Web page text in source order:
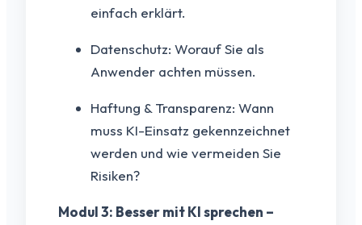
einfach erklärt.
Datenschutz: Worauf Sie als
Anwender achten müssen.
Haftung & Transparenz: Wann
muss KI-Einsatz gekennzeichnet
werden und wie vermeiden Sie
Risiken?
Modul 3: Besser mit KI sprechen –